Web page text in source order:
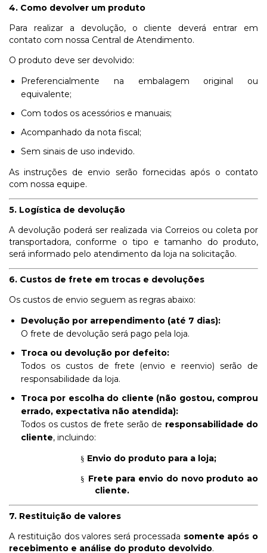
4. Como devolver um produto
Para realizar a devolução, o cliente deverá entrar em
contato com nossa Central de Atendimento.
O produto deve ser devolvido:
Preferencialmente na embalagem original ou
equivalente;
Com todos os acessórios e manuais;
Acompanhado da nota fiscal;
Sem sinais de uso indevido.
As instruções de envio serão fornecidas após o contato
com nossa equipe.
5. Logística de devolução
A devolução poderá ser realizada via Correios ou coleta por
transportadora, conforme o tipo e tamanho do produto,
será informado pelo atendimento da loja na solicitação.
6. Custos de frete em trocas e devoluções
Os custos de envio seguem as regras abaixo:
Devolução por arrependimento (até 7 dias):
O frete de devolução será pago pela loja.
Troca ou devolução por defeito:
Todos os custos de frete (envio e reenvio) serão de
responsabilidade da loja.
Troca por escolha do cliente (não gostou, comprou
errado, expectativa não atendida):
Todos os custos de frete serão de responsabilidade do
cliente, incluindo:
§ Envio do produto para a loja;
§ Frete para envio do novo produto ao
cliente.
7. Restituição de valores
A restituição dos valores será processada somente após o
recebimento e análise do produto devolvido.